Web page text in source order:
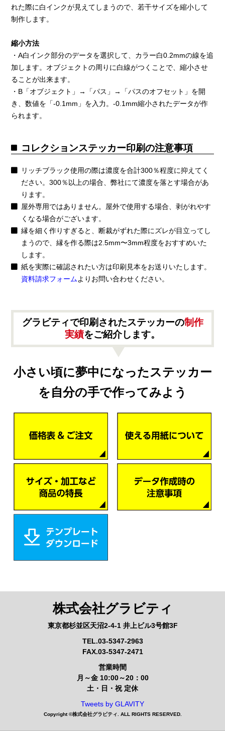
れた際に白インクが見えてしまうので、若干サイズを縮小して
制作します。
縮小方法
・A白インク部分のデータを選択して、カラー白0.2mmの線を追
加します。オブジェクトの周りに白線がつくことで、縮小させ
ることが出来ます。
・B「オブジェクト」→「パス」→「パスのオフセット」を開
き、数値を「-0.1mm」を入力。-0.1mm縮小されたデータが作
られます。
コレクションステッカー印刷の注意事項
リッチブラック使用の際は濃度を合計300％程度に抑えてく
ださい。300％以上の場合、弊社にて濃度を落とす場合があ
ります。
屋外専用ではありません。屋外で使用する場合、剥がれやす
くなる場合がございます。
縁を細く作りすぎると、断裁がずれた際にズレが目立ってし
まうので、縁を作る際は2.5mm〜3mm程度をおすすめいた
します。
紙を実際に確認されたい方は印刷見本をお送りいたします。
資料請求フォームよりお問い合わせください。
グラビティで印刷されたステッカーの制作
実績をご紹介します。
小さい頃に夢中になったステッカー
を自分の手で作ってみよう
株式会社グラビティ
東京都杉並区天沼2-4-1 井上ビル3号館3F
TEL.03-5347-2963
FAX.03-5347-2471
営業時間
月～金 10:00～20：00
土・日・祝 定休
Tweets by GLAVITY
Copyright ©株式会社グラビティ . ALL RIGHTS RESERVED.